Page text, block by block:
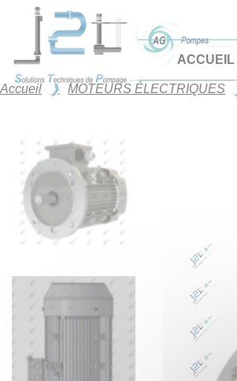
ACCUEIL
Accueil MOTEURS ÉLECTRIQUES
Panneau de gestion des cookies